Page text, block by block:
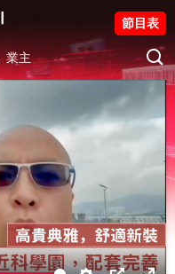
業主
節目表